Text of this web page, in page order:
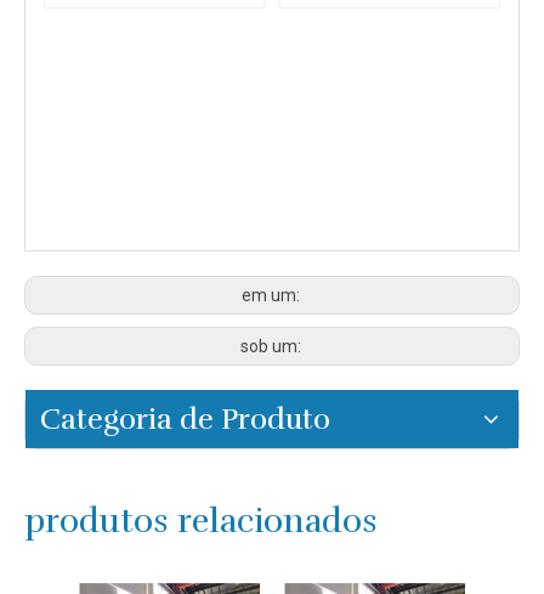
em um:
sob um:
Categoria de Produto
produtos relacionados